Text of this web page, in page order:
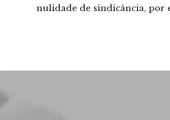
nulidade de sindicância, por